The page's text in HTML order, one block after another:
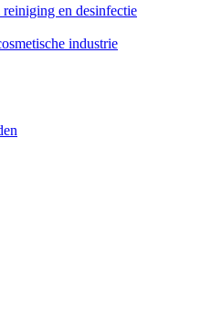
en desinfectie
industrie